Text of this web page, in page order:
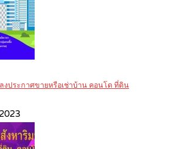
งประกาศขายหรือเช่าบ้าน คอนโด ที่ดิน